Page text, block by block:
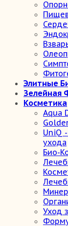
Элитные
Зелейная
Косметика
Aqua
UniQ
ухода
Био-
Уход